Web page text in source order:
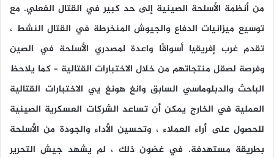
من أنظمة الأسلحة الصينية إلى حد كبير في القتال الفعلي. مع
توسيع ميزانيات الدفاع والجيوش المنخرطة في القتال النشط ،
تقدم غرب إفريقيا أسواقًا واعدة لمصدري الأسلحة في الصين
وفرصة لصقل منتجاتهم من خلال الاختبارات القتالية – كما يلاحظ
الباحث والدبلوماسي السابق وانغ هونغ يي الاختبارات القتالية
العملية في الخارج يمكن أن تساعد الشركات العسكرية الصينية
للحصول على أراء العملاء ، وتحسين الأداء والجودة من الأسلحة
بطريقة مستهدفة. في غضون ذلك ، لم يشهد جيش التحرير